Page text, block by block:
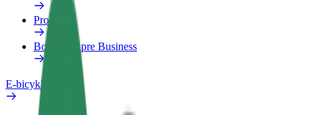
Produkty
Bolt Food pre Business
E-bicykle